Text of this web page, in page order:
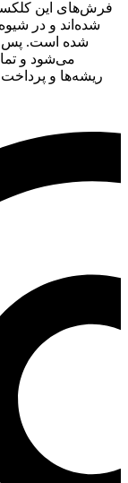
فرش‌های این
شده‌اند و در
شده است. پس
می‌شود و
ریشه‌ها و